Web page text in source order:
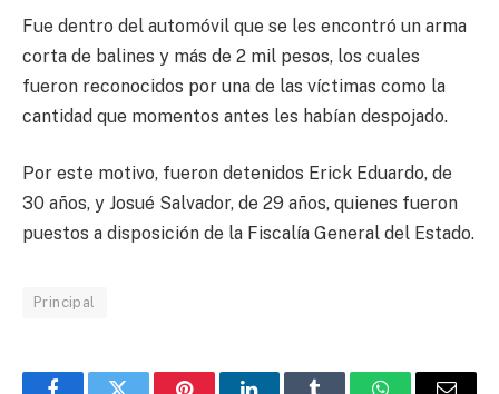
Fue dentro del automóvil que se les encontró un arma
corta de balines y más de 2 mil pesos, los cuales
fueron reconocidos por una de las víctimas como la
cantidad que momentos antes les habían despojado.
Por este motivo, fueron detenidos Erick Eduardo, de
30 años, y Josué Salvador, de 29 años, quienes fueron
puestos a disposición de la Fiscalía General del Estado.
Principal